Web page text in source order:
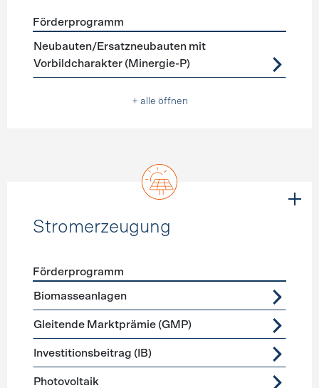
Förderprogramme Neubau
Förderprogramm
Neubauten/Ersatzneubauten mit
Vorbildcharakter (Minergie-P)
+ alle öffnen
Stromerzeugung
Förderprogramme
Förderprogramm
Biomasseanlagen
Gleitende Marktprämie (GMP)
Investitionsbeitrag (IB)
Photovoltaik